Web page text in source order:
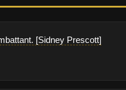
[Sidney Prescott]